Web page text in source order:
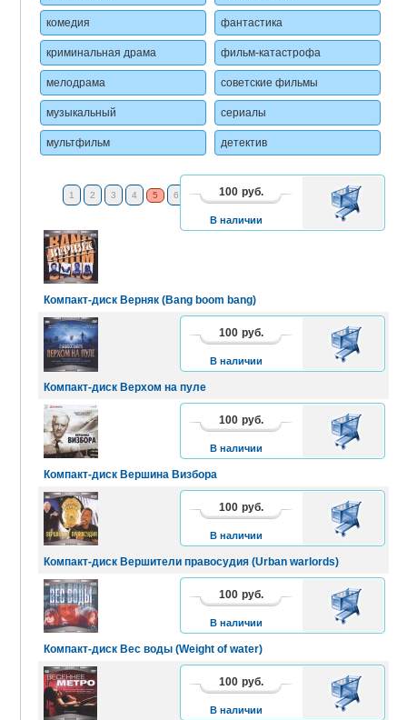
комедия
криминальная драма
мелодрама
музыкальный
мультфильм
фантастика
фильм-катастрофа
советские фильмы
сериалы
детектив
1 2 3 4 5 6 7 8 9 10 11 6 - 20
Компакт-диск Верняк (Bang boom bang)
100 руб.
В наличии
В
КОРЗИНУ
Компакт-диск Верхом на пуле
100 руб.
В наличии
В
КОРЗИНУ
Компакт-диск Вершина Визбора
100 руб.
В наличии
В
КОРЗИНУ
Компакт-диск Вершители правосудия (Urban warlords)
100 руб.
В наличии
В
КОРЗИНУ
Компакт-диск Вес воды (Weight of water)
100 руб.
В наличии
В
КОРЗИНУ
100 руб.
В наличии
В
КОРЗИНУ